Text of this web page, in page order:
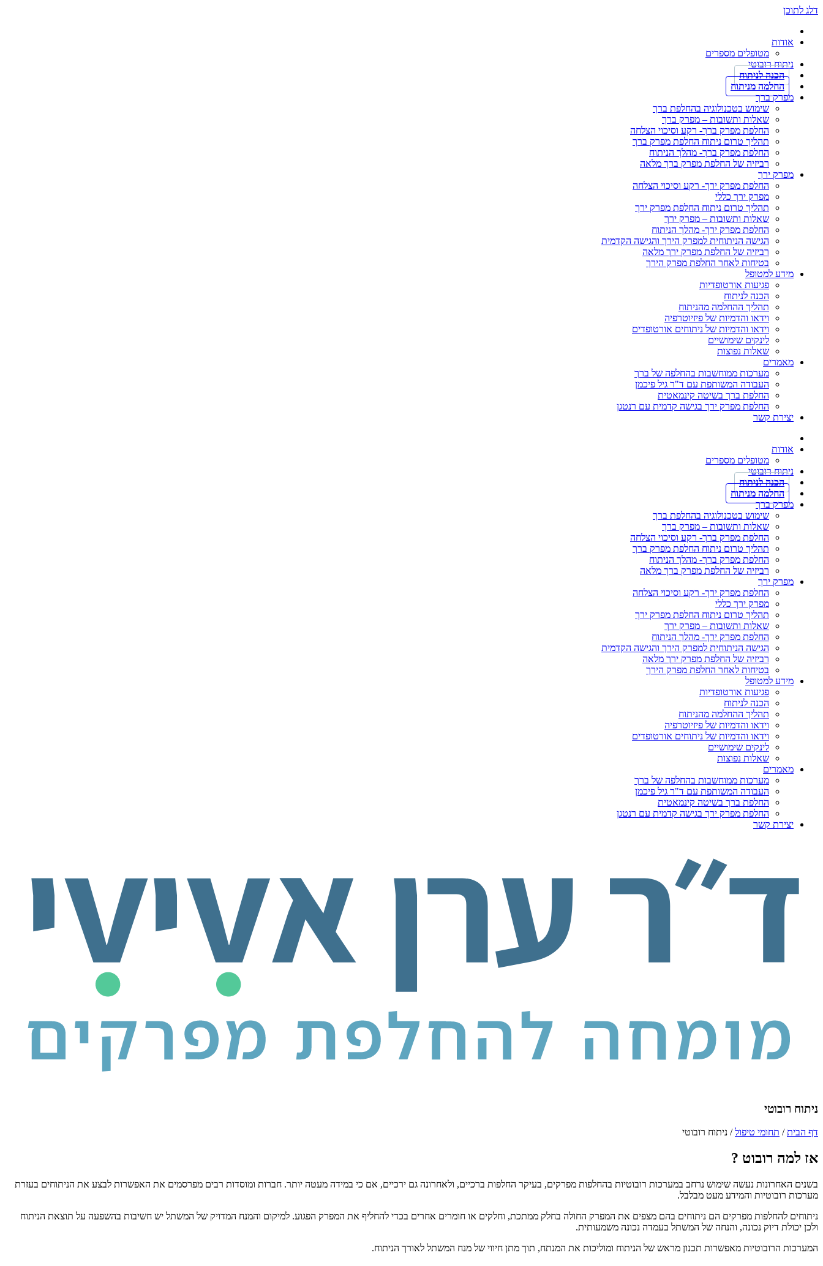
דלג לתוכן
אודות
מטופלים מספרים
ניתוח רובוטי
הכנה לניתוח
החלמה מניתוח
מפרק ברך
שימוש בטכנולוגיה בהחלפת ברך
שאלות ותשובות – מפרק ברך
החלפת מפרק ברך- רקע וסיכוי הצלחה
תהליך טרום ניתוח החלפת מפרק ברך
החלפת מפרק ברך- מהלך הניתוח
רביזיה של החלפת מפרק ברך מלאה
מפרק ירך
החלפת מפרק ירך- רקע וסיכוי הצלחה
מפרק ירך כללי
תהליך טרום ניתוח החלפת מפרק ירך
שאלות ותשובות – מפרק ירך
החלפת מפרק ירך- מהלך הניתוח
הגישה הניתוחית למפרק הירך והגישה הקדמית
רביזיה של החלפת מפרק ירך מלאה
בטיחות לאחר החלפת מפרק הירך
מידע למטופל
פגיעות אורטופדיות
הכנה לניתוח
תהליך ההחלמה מהניתוח
וידאו והדמיות של פיזיוטרפיה
וידאו והדמיות של ניתוחים אורטופדים
לינקים שימושיים
שאלות נפוצות
מאמרים
מערכות ממוחשבות בהחלפה של ברך
העבודה המשותפת עם ד"ר גיל פיכמן
החלפת ברך בשיטה קינמאטית
החלפת מפרק ירך בגישה קדמית עם רנטגן
יצירת קשר
אודות
מטופלים מספרים
ניתוח רובוטי
הכנה לניתוח
החלמה מניתוח
מפרק ברך
שימוש בטכנולוגיה בהחלפת ברך
שאלות ותשובות – מפרק ברך
החלפת מפרק ברך- רקע וסיכוי הצלחה
תהליך טרום ניתוח החלפת מפרק ברך
החלפת מפרק ברך- מהלך הניתוח
רביזיה של החלפת מפרק ברך מלאה
מפרק ירך
החלפת מפרק ירך- רקע וסיכוי הצלחה
מפרק ירך כללי
תהליך טרום ניתוח החלפת מפרק ירך
שאלות ותשובות – מפרק ירך
החלפת מפרק ירך- מהלך הניתוח
הגישה הניתוחית למפרק הירך והגישה הקדמית
רביזיה של החלפת מפרק ירך מלאה
בטיחות לאחר החלפת מפרק הירך
מידע למטופל
פגיעות אורטופדיות
הכנה לניתוח
תהליך ההחלמה מהניתוח
וידאו והדמיות של פיזיוטרפיה
וידאו והדמיות של ניתוחים אורטופדים
לינקים שימושיים
שאלות נפוצות
מאמרים
מערכות ממוחשבות בהחלפה של ברך
העבודה המשותפת עם ד"ר גיל פיכמן
החלפת ברך בשיטה קינמאטית
החלפת מפרק ירך בגישה קדמית עם רנטגן
יצירת קשר
ניתוח רובוטי
דף הבית/ תחומי טיפול/ ניתוח רובוטי
אז למה רובוט ?
בשנים האחרונות נעשה שימוש נרחב במערכות רובוטיות בהחלפות מפרקים, בעיקר החלפות ברכיים, ולאחרונה גם ירכיים, אם כי במידה מעטה יותר. חברות ומוסדות רבים מפרסמים את האפשרות לבצע את הניתוחים בעזרת
מערכות רובוטיות והמידע מעט מבלבל.
ניתוחים להחלפות מפרקים הם ניתוחים בהם מצפים את המפרק החולה בחלק ממתכת, וחלקים או חומרים אחרים בכדי להחליף את המפרק הפגוע. למיקום והמנח המדויק של המשתל יש חשיבות בהשפעה על תוצאת הניתוח
ולכן יכולת דיוק נכונה, והנחה של המשתל בעמדה נכונה משמעותית.
המערכות הרובוטיות מאפשרות תכנון מראש של הניתוח ומוליכות את המנתח, תוך מתן חיווי של מנח המשתל לאורך הניתוח.